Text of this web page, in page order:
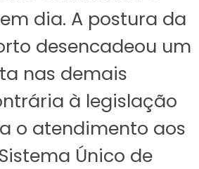
dia. A postura da
desencadeou um
nas demais
à legislação
o atendimento aos
Único de